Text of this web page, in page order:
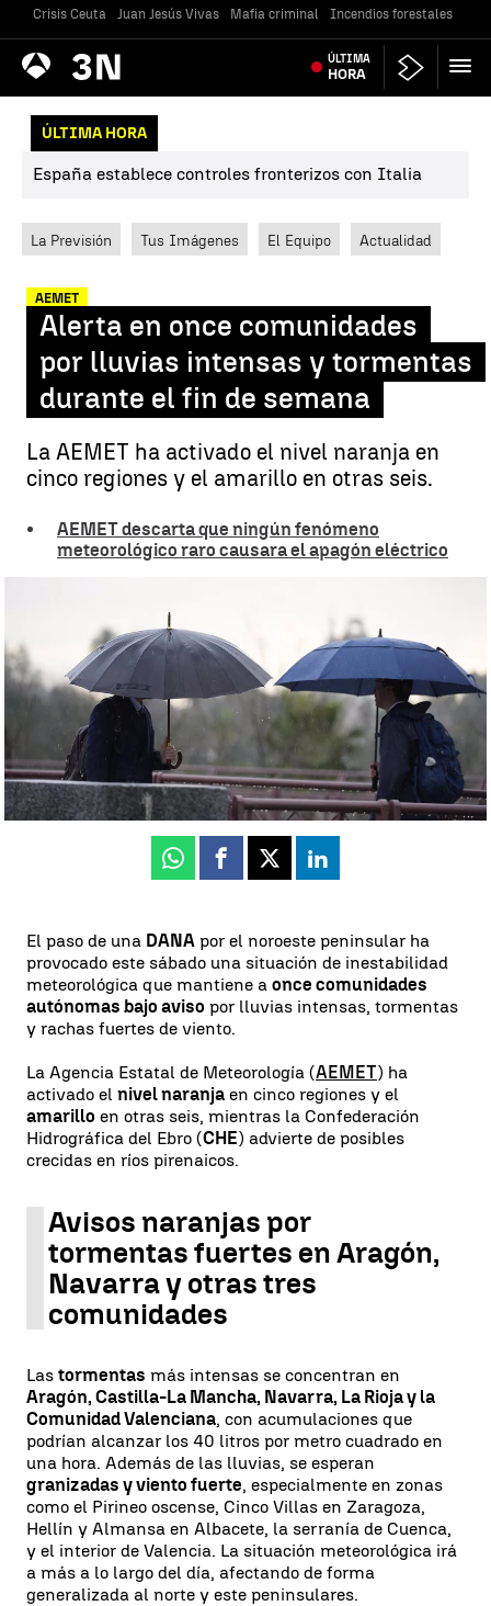
Crisis Ceuta Juan Jesús Vivas Mafia criminal Incendios forestales
Antena
3 Noticias ÚLTIMA
HORA
ÚLTIMA HORA
España establece controles fronterizos con Italia
La Previsión Tus Imágenes El Equipo Actualidad
AEMET
Alerta en once comunidades
por lluvias intensas y tormentas
durante el fin de semana
La AEMET ha activado el nivel naranja en
cinco regiones y el amarillo en otras seis.
AEMET descarta que ningún fenómeno
meteorológico raro causara el apagón eléctrico
Irene Delgado
Publicado:10 de mayo de 2025, 18:36
Whatsapp
Facebook
X Linkedin
El paso de una DANA por el noroeste peninsular ha
provocado este sábado una situación de inestabilidad
meteorológica que mantiene a once comunidades
autónomas bajo aviso por lluvias intensas, tormentas
y rachas fuertes de viento.
La Agencia Estatal de Meteorología (AEMET) ha
activado el nivel naranja en cinco regiones y el
amarillo en otras seis, mientras la Confederación
Hidrográfica del Ebro (CHE) advierte de posibles
crecidas en ríos pirenaicos.
Avisos naranjas por
tormentas fuertes en Aragón,
Navarra y otras tres
comunidades
Las tormentas más intensas se concentran en
Aragón, Castilla-La Mancha, Navarra, La Rioja y la
Comunidad Valenciana, con acumulaciones que
podrían alcanzar los 40 litros por metro cuadrado en
una hora. Además de las lluvias, se esperan
granizadas y viento fuerte, especialmente en zonas
como el Pirineo oscense, Cinco Villas en Zaragoza,
Hellín y Almansa en Albacete, la serranía de Cuenca,
y el interior de Valencia. La situación meteorológica irá
a más a lo largo del día, afectando de forma
generalizada al norte y este peninsulares.